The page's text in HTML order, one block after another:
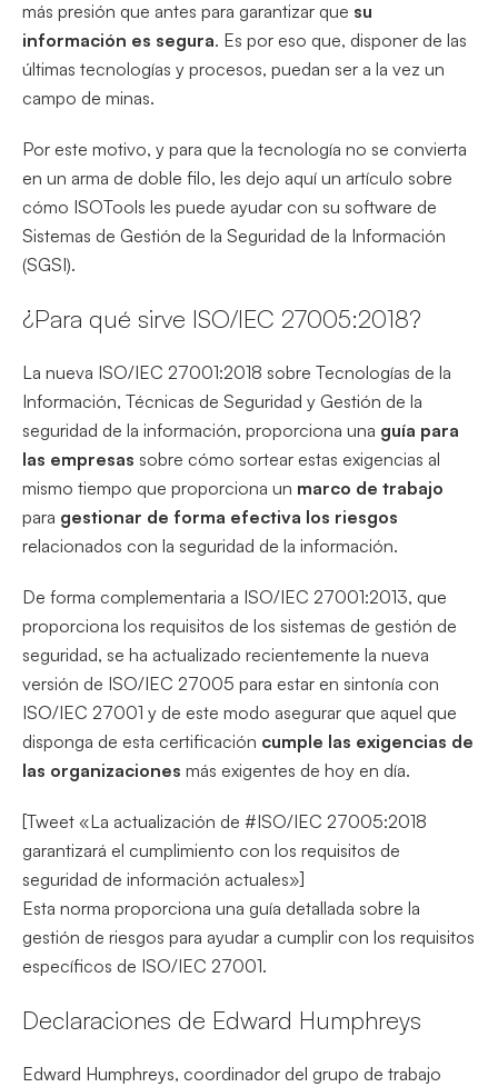
más presión que antes para garantizar que su
información es segura. Es por eso que, disponer de las
últimas tecnologías y procesos, puedan ser a la vez un
campo de minas.
Por este motivo, y para que la tecnología no se convierta
en un arma de doble filo, les dejo aquí un artículo sobre
cómo ISOTools les puede ayudar con su software de
Sistemas de Gestión de la Seguridad de la Información
(SGSI).
¿Para qué sirve ISO/IEC 27005:2018?
La nueva ISO/IEC 27001:2018 sobre Tecnologías de la
Información, Técnicas de Seguridad y Gestión de la
seguridad de la información, proporciona una guía para
las empresas sobre cómo sortear estas exigencias al
mismo tiempo que proporciona un marco de trabajo
para gestionar de forma efectiva los riesgos
relacionados con la seguridad de la información.
De forma complementaria a ISO/IEC 27001:2013, que
proporciona los requisitos de los sistemas de gestión de
seguridad, se ha actualizado recientemente la nueva
versión de ISO/IEC 27005 para estar en sintonía con
ISO/IEC 27001 y de este modo asegurar que aquel que
disponga de esta certificación cumple las exigencias de
las organizaciones más exigentes de hoy en día.
[Tweet «La actualización de #ISO/IEC 27005:2018
garantizará el cumplimiento con los requisitos de
seguridad de información actuales»]
Esta norma proporciona una guía detallada sobre la
gestión de riesgos para ayudar a cumplir con los requisitos
específicos de ISO/IEC 27001.
Declaraciones de Edward Humphreys
Edward Humphreys, coordinador del grupo de trabajo